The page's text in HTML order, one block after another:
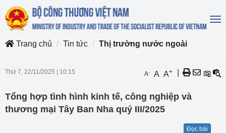
Trang chủ
Tin tức Thị trường nước ngoài
Thứ 7, 22/11/2025 10:15 A- A A+
Tổng hợp tình hình kinh tế, công nghiệp và
thương mại Tây Ban Nha quý III/2025
Đọc bài